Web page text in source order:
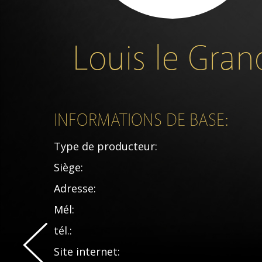
Louis le
INFORMATIONS DE BASE:
Type de producteur:
Siège:
Adresse:
Mél:
tél.:
Site internet: